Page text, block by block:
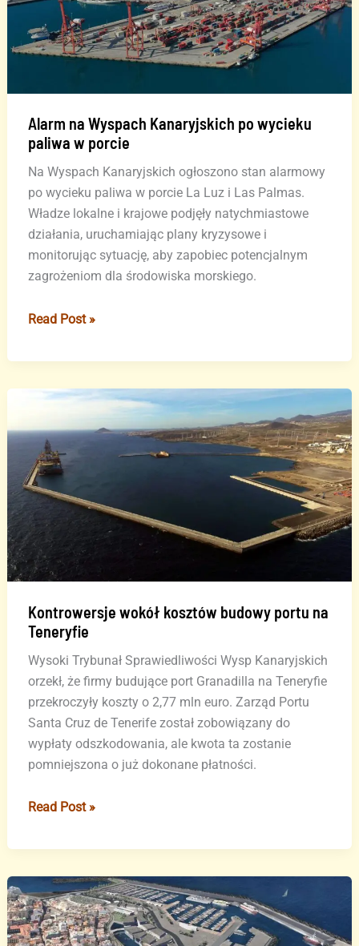
Alarm na Wyspach Kanaryjskich po wycieku
paliwa w porcie
Na Wyspach Kanaryjskich ogłoszono stan alarmowy
po wycieku paliwa w porcie La Luz i Las Palmas.
Władze lokalne i krajowe podjęły natychmiastowe
działania, uruchamiając plany kryzysowe i
monitorując sytuację, aby zapobiec potencjalnym
zagrożeniom dla środowiska morskiego.
Alarm
Wyspach
paliwa
w
porcie
Read Post »
Kontrowersje wokół kosztów budowy portu na
Teneryfie
Wysoki Trybunał Sprawiedliwości Wysp Kanaryjskich
orzekł, że firmy budujące port Granadilla na Teneryfie
przekroczyły koszty o 2,77 mln euro. Zarząd Portu
Santa Cruz de Tenerife został zobowiązany do
wypłaty odszkodowania, ale kwota ta zostanie
pomniejszona o już dokonane płatności.
Kontrowersje
kosztów
portu
na
Teneryfie
Read Post »